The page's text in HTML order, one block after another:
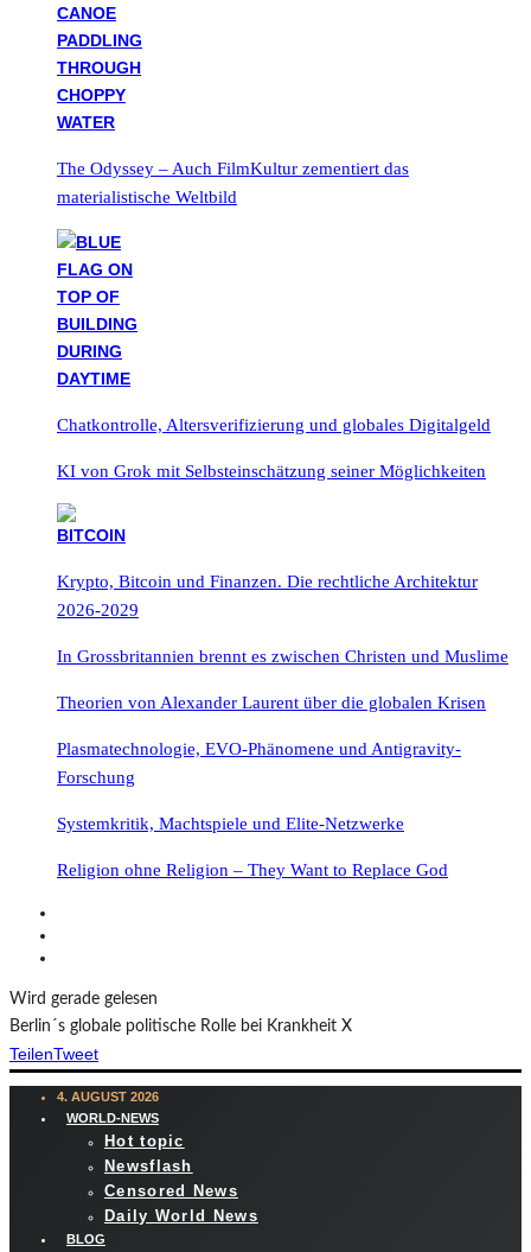
The Odyssey – Auch FilmKultur zementiert das
materialistische Weltbild
Chatkontrolle, Altersverifizierung und globales Digitalgeld
KI von Grok mit Selbsteinschätzung seiner Möglichkeiten
Krypto, Bitcoin und Finanzen. Die rechtliche Architektur
2026-2029
In Grossbritannien brennt es zwischen Christen und Muslime
Theorien von Alexander Laurent über die globalen Krisen
Plasmatechnologie, EVO-Phänomene und Antigravity-
Forschung
Systemkritik, Machtspiele und Elite-Netzwerke
Religion ohne Religion – They Want to Replace God
Wird gerade gelesen
Berlin´s globale politische Rolle bei Krankheit X
TeilenTweet
4. AUGUST 2026
WORLD-NEWS
Hot topic
Newsflash
Censored News
Daily World News
BLOG